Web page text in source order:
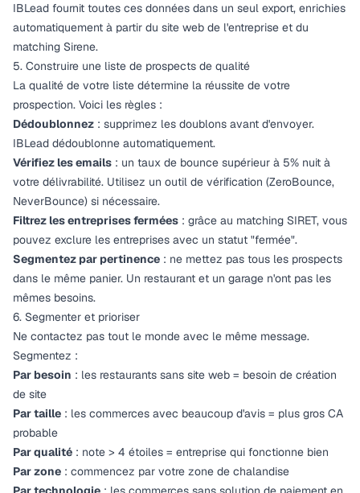
IBLead fournit toutes ces données dans un seul export, enrichies
automatiquement à partir du site web de l'entreprise et du
matching Sirene.
5. Construire une liste de prospects de qualité
La qualité de votre liste détermine la réussite de votre
prospection. Voici les règles :
Dédoublonnez : supprimez les doublons avant d'envoyer.
IBLead dédoublonne automatiquement.
Vérifiez les emails : un taux de bounce supérieur à 5% nuit à
votre délivrabilité. Utilisez un outil de vérification (ZeroBounce,
NeverBounce) si nécessaire.
Filtrez les entreprises fermées : grâce au matching SIRET, vous
pouvez exclure les entreprises avec un statut "fermée".
Segmentez par pertinence : ne mettez pas tous les prospects
dans le même panier. Un restaurant et un garage n'ont pas les
mêmes besoins.
6. Segmenter et prioriser
Ne contactez pas tout le monde avec le même message.
Segmentez :
Par besoin : les restaurants sans site web = besoin de création
de site
Par taille : les commerces avec beaucoup d'avis = plus gros CA
probable
Par qualité : note > 4 étoiles = entreprise qui fonctionne bien
Par zone : commencez par votre zone de chalandise